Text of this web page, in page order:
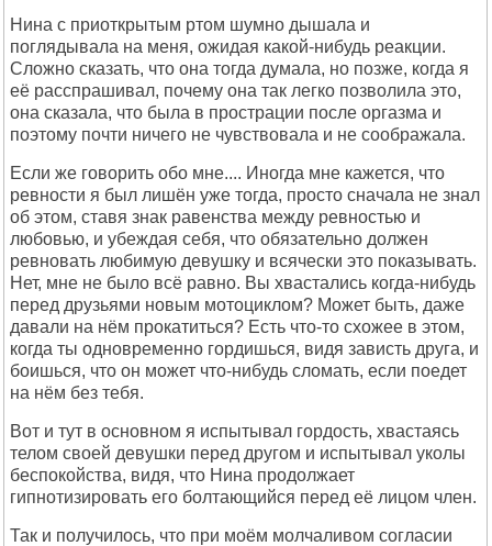
Нина с приоткрытым ртом шумно дышала и
поглядывала на меня, ожидая какой-нибудь реакции.
Сложно сказать, что она тогда думала, но позже, когда я
её расспрашивал, почему она так легко позволила это,
она сказала, что была в прострации после оргазма и
поэтому почти ничего не чувствовала и не соображала.
Если же говорить обо мне.... Иногда мне кажется, что
ревности я был лишён уже тогда, просто сначала не знал
об этом, ставя знак равенства между ревностью и
любовью, и убеждая себя, что обязательно должен
ревновать любимую девушку и всячески это показывать.
Нет, мне не было всё равно. Вы хвастались когда-нибудь
перед друзьями новым мотоциклом? Может быть, даже
давали на нём прокатиться? Есть что-то схожее в этом,
когда ты одновременно гордишься, видя зависть друга, и
боишься, что он может что-нибудь сломать, если поедет
на нём без тебя.
Вот и тут в основном я испытывал гордость, хвастаясь
телом своей девушки перед другом и испытывал уколы
беспокойства, видя, что Нина продолжает
гипнотизировать его болтающийся перед её лицом член.
Так и получилось, что при моём молчаливом согласии